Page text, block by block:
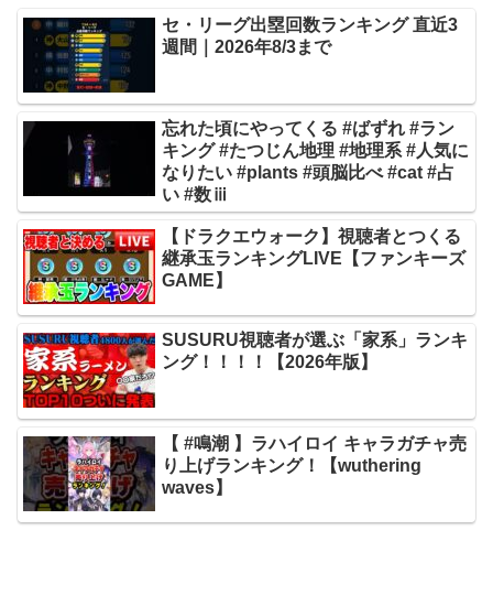
セ・リーグ出塁回数ランキング 直近3
週間｜2026年8/3まで
忘れた頃にやってくる #ばずれ #ラン
キング #たつじん地理 #地理系 #人気に
なりたい #plants #頭脳比べ #cat #占
い #数ⅲ
【ドラクエウォーク】視聴者とつくる
継承玉ランキングLIVE【ファンキーズ
GAME】
SUSURU視聴者が選ぶ「家系」ランキ
ング！！！！【2026年版】
【 #鳴潮 】ラハイロイ キャラガチャ売
り上げランキング！【wuthering
waves】